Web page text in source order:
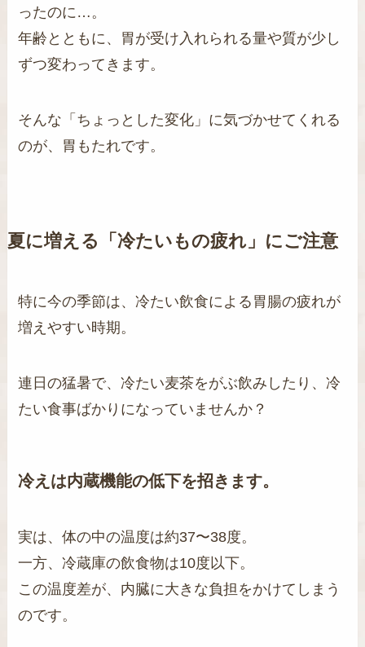
ったのに…。
年齢とともに、胃が受け入れられる量や質が少し
ずつ変わってきます。
そんな「ちょっとした変化」に気づかせてくれる
のが、胃もたれです。
夏に増える「冷たいもの疲れ」にご注意
特に今の季節は、冷たい飲食による胃腸の疲れが
増えやすい時期。
連日の猛暑で、冷たい麦茶をがぶ飲みしたり、冷
たい食事ばかりになっていませんか？
冷えは内蔵機能の低下を招きます。
実は、体の中の温度は約37〜38度。
一方、冷蔵庫の飲食物は10度以下。
この温度差が、内臓に大きな負担をかけてしまう
のです。